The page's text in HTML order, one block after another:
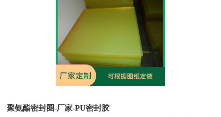
聚氨酯密封圈-厂家-PU密封胶